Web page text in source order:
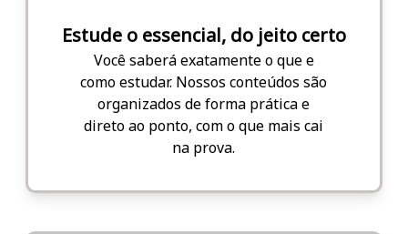
Estude o essencial, do jeito certo
Você saberá exatamente o que e
como estudar. Nossos conteúdos são
organizados de forma prática e
direto ao ponto, com o que mais cai
na prova.